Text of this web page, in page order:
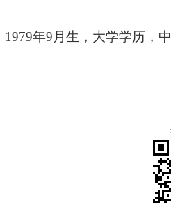
1979年9月生，大学学历，